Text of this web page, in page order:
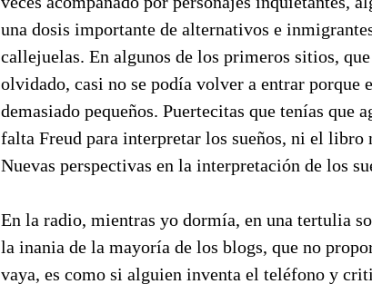
una dosis importante de alternativos e
callejuelas. En algunos de los primeros sitios,
olvidado, casi no se podía volver a entrar porque
demasiado pequeños. Puertecitas que tenías que
falta Freud para interpretar los sueños, ni el libro
Nuevas perspectivas en la interpretación de los
En la radio, mientras yo dormía, en una tertulia
la inania de la mayoría de los blogs, que no
vaya, es como si alguien inventa el teléfono y